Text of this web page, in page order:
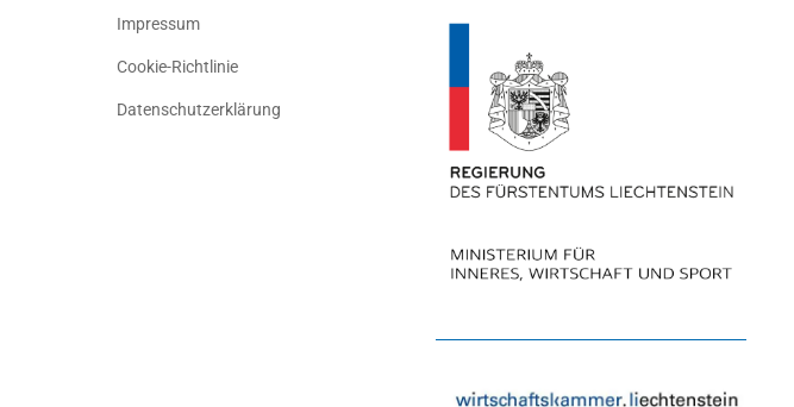
Impressum
Cookie-Richtlinie
Datenschutzerklärung